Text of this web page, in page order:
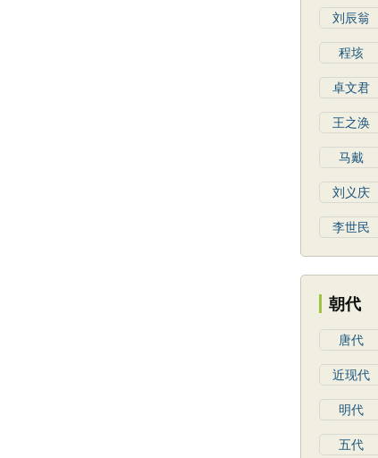
刘辰翁
程垓
卓文君
王之涣
马戴
刘义庆
李世民
朝代
唐代
近现代
明代
五代